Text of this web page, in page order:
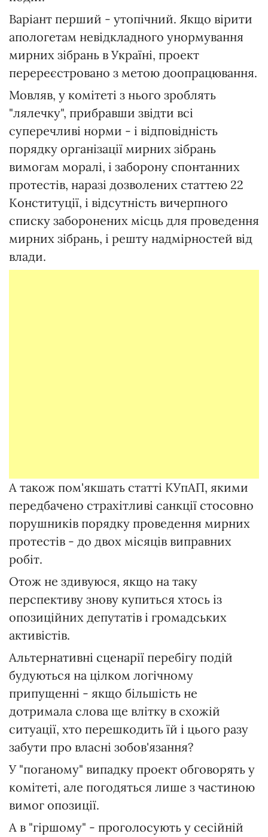
Варіант перший - утопічний. Якщо вірити
апологетам невідкладного унормування
мирних зібрань в Україні, проект
перереєстровано з метою доопрацювання.
Мовляв, у комітеті з нього зроблять
"лялечку", прибравши звідти всі
суперечливі норми - і відповідність
порядку організації мирних зібрань
вимогам моралі, і заборону спонтанних
протестів, наразі дозволених статтею 22
Конституції, і відсутність вичерпного
списку заборонених місць для проведення
мирних зібрань, і решту надмірностей від
влади.
А також пом'якшать статті КУпАП, якими
передбачено страхітливі санкції стосовно
порушників порядку проведення мирних
протестів - до двох місяців виправних
робіт.
Отож не здивуюся, якщо на таку
перспективу знову купиться хтось із
опозиційних депутатів і громадських
активістів.
Альтернативні сценарії перебігу подій
будуються на цілком логічному
припущенні - якщо більшість не
дотримала слова ще влітку в схожій
ситуації, хто перешкодить їй і цього разу
забути про власні зобов'язання?
У "поганому" випадку проект обговорять у
комітеті, але погодяться лише з частиною
вимог опозиції.
А в "гіршому" - проголосують у сесійній